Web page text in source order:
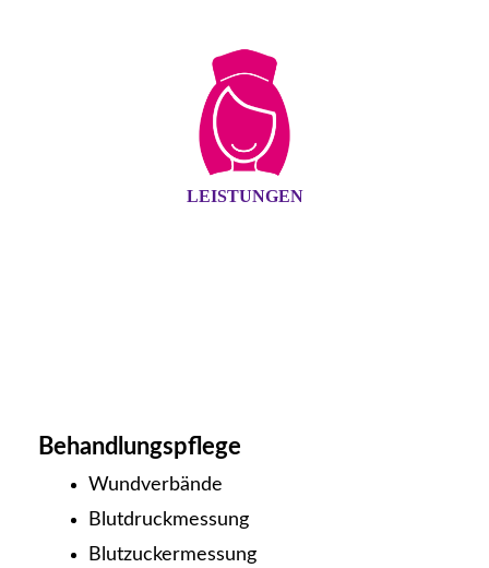
LEISTUNGEN
Behandlungspflege
Wundverbände
Blutdruckmessung
Blutzuckermessung